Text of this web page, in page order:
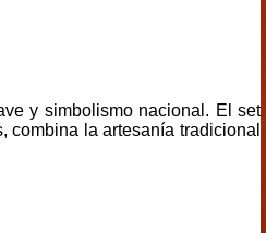
y simbolismo nacional. El set
combina la artesanía tradicional